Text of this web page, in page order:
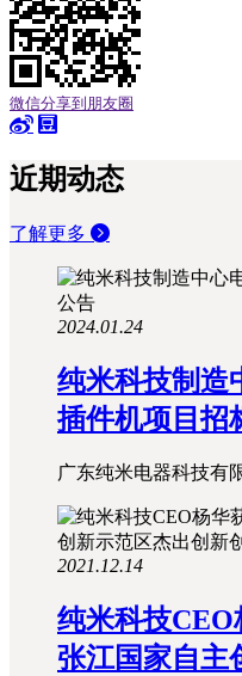
微信分享到朋友圈
近期动态
了解更多
2024.01.24
纯米科技制造
插件机项目招
广东纯米电器科技
2021.12.14
纯米科技CEO
张江国家自主